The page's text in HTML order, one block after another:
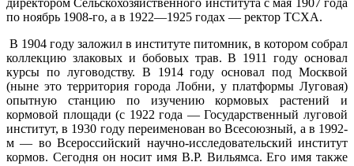
по ноябрь 1908-го, а в 1922—1925 годах — ректор ТСХА.
В 1904 году заложил в институте питомник, в котором собрал
коллекцию злаковых и бобовых трав. В 1911 году основал
курсы по луговодству. В 1914 году основал под Москвой
(ныне это территория города Лобни, у платформы Луговая)
опытную станцию по изучению кормовых растений и
кормовой площади (с 1922 года — Государственный луговой
институт, в 1930 году переименован во Всесоюзный, а в 1992-
м — во Всероссийский научно-исследовательский институт
кормов. Сегодня он носит имя В.Р. Вильямса. Его имя также